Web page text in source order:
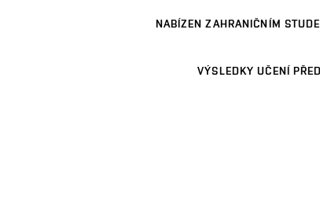
NABÍZEN ZAHRANIČNÍM
VÝSLEDKY UČENÍ